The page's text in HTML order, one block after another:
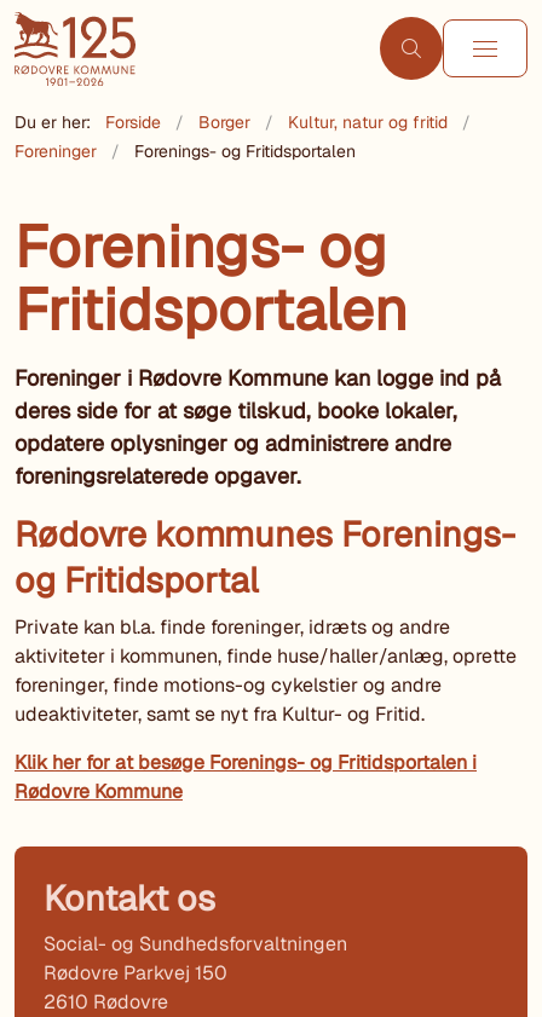
Du er her: Forside Borger
Kultur, natur og fritid
Foreninger
Forenings- og Fritidsportalen
Forenings- og
Fritidsportalen
Foreninger i Rødovre Kommune kan logge ind på
deres side for at søge tilskud, booke lokaler,
opdatere oplysninger og administrere andre
foreningsrelaterede opgaver.
Rødovre kommunes Forenings-
og Fritidsportal
Private kan bl.a. finde foreninger, idræts og andre
aktiviteter i kommunen, finde huse/haller/anlæg, oprette
foreninger, finde motions-og cykelstier og andre
udeaktiviteter, samt se nyt fra Kultur- og Fritid.
Klik her for at besøge Forenings- og Fritidsportalen i
Rødovre Kommune
Kontakt os
Social- og Sundhedsforvaltningen
Rødovre Parkvej 150
2610 Rødovre